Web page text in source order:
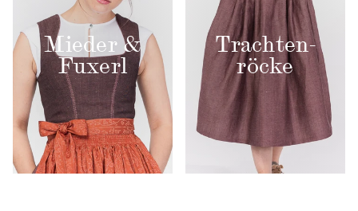
Mieder &
Fuxerl
Trachten­
röcke